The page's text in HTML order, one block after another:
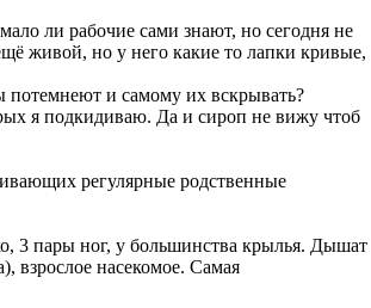
ли рабочие сами знают, но сегодня не
живой, но у него какие то лапки кривые,
потемнеют и самому их вскрывать?
я подкидиваю. Да и сироп не вижу чтоб
регулярные родственные
3 пары ног, у большинства крылья. Дышат
взрослое насекомое. Самая